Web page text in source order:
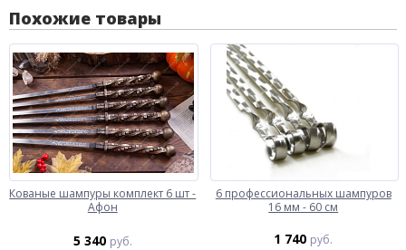
Похожие товары
Кованые шампуры комплект 6 шт -
Афон
5 340 руб.
6 профессиональных шампуров
16 мм - 60 см
1 740 руб.